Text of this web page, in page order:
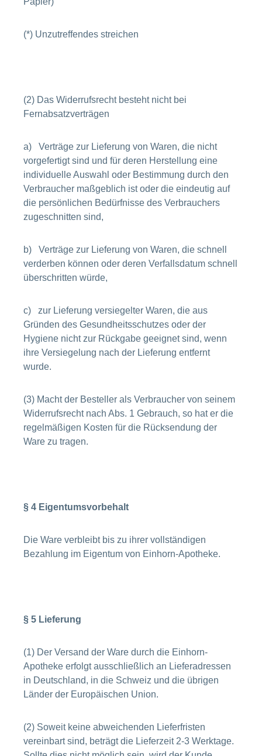
(*) Unzutreffendes streichen
(2) Das Widerrufsrecht besteht nicht bei
Fernabsatzverträgen
a) Verträge zur Lieferung von Waren, die nicht
vorgefertigt sind und für deren Herstellung eine
individuelle Auswahl oder Bestimmung durch den
Verbraucher maßgeblich ist oder die eindeutig auf
die persönlichen Bedürfnisse des Verbrauchers
zugeschnitten sind,
b) Verträge zur Lieferung von Waren, die schnell
verderben können oder deren Verfallsdatum schnell
überschritten würde,
c) zur Lieferung versiegelter Waren, die aus
Gründen des Gesundheitsschutzes oder der
Hygiene nicht zur Rückgabe geeignet sind, wenn
ihre Versiegelung nach der Lieferung entfernt
wurde.
(3) Macht der Besteller als Verbraucher von seinem
Widerrufsrecht nach Abs. 1 Gebrauch, so hat er die
regelmäßigen Kosten für die Rücksendung der
Ware zu tragen.
§ 4 Eigentumsvorbehalt
Die Ware verbleibt bis zu ihrer vollständigen
Bezahlung im Eigentum von Einhorn-Apotheke.
§ 5 Lieferung
(1) Der Versand der Ware durch die Einhorn-
Apotheke erfolgt ausschließlich an Lieferadressen
in Deutschland, in die Schweiz und die übrigen
Länder der Europäischen Union.
(2) Soweit keine abweichenden Lieferfristen
vereinbart sind, beträgt die Lieferzeit 2-3 Werktage.